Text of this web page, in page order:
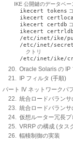
IKE 公開鍵のデータベ
ikecert tokens
ikecert
ikecert certdb
ikecert certrldb
/etc/inet/ike/
/etc/inet/
クトリ
/etc/inet/ike/
20. Oracle Solaris の IP
21. IP フィルタ (手順)
パート IV ネットワークパ
22. 統合ロードバランサ
23. 統合ロードバランサ
24. 仮想ルーター冗長プ
25. VRRP の構成 (タス
26. 輻輳制御の実装